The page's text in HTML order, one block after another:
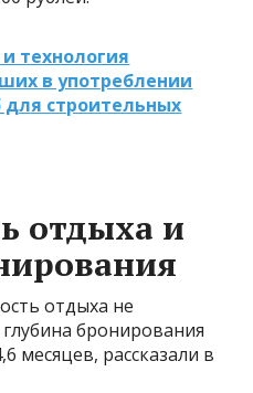
технология
в употреблении
строительных
отдыха и
отдыха не
бронирования
месяцев, рассказали в